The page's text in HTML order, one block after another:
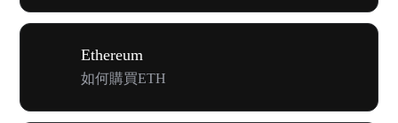
Ethereum
如何購買ETH